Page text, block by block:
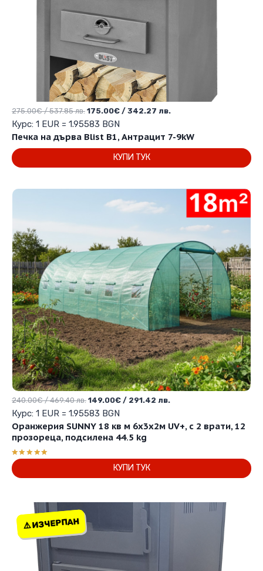
Печка на дърва Blist B1, Антрацит 7-9kW
275.00€/ 537.85 лв. Original
price
was:
537.85 лв..
175.00€ / 342.27 лв.
е:
342.27 лв..
Курс: 1 EUR = 1.95583 BGN
КУПИ ТУК
Оранжерия SUNNY 18 кв м 6х3х2м UV+, с 2 врати, 12
прозореца, подсилена 44.5 kg
Оценено с
5.00
от 5
240.00€/ 469.40 лв. Original
price
was:
240.00€
469.40 лв..
149.00€ / 291.42 лв.
е:
291.42 лв..
Курс: 1 EUR = 1.95583 BGN
КУПИ ТУК
⚠️ ИЗЧЕРПАН
⚠️ ИЗЧЕРПАН